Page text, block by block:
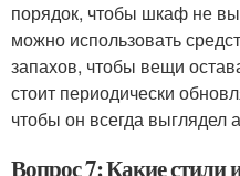
порядок, чтобы шкаф не
можно использовать
запахов, чтобы вещи
стоит периодически
чтобы он всегда выглядел
Вопрос 7: Какие стили